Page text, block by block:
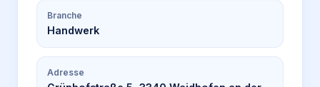
Branche
Handwerk
Adresse